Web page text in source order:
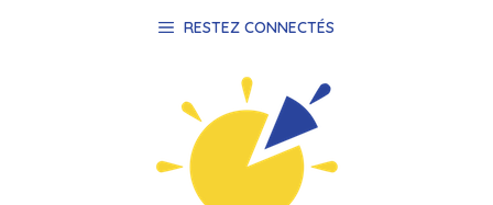
RESTEZ CONNECTÉS